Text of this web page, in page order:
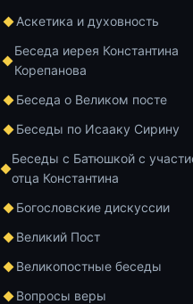
Аскетика и духовность
Беседа иерея Константина
Корепанова
Беседа о Великом посте
Беседы по Исааку Сирину
Беседы с Батюшкой с
отца Константина
Богословские дискуссии
Великий Пост
Великопостные беседы
Вопросы веры
https://youtu.be/
Мы продолжаем беседу
догматические места
Добавить в избранное
Главная Архивы